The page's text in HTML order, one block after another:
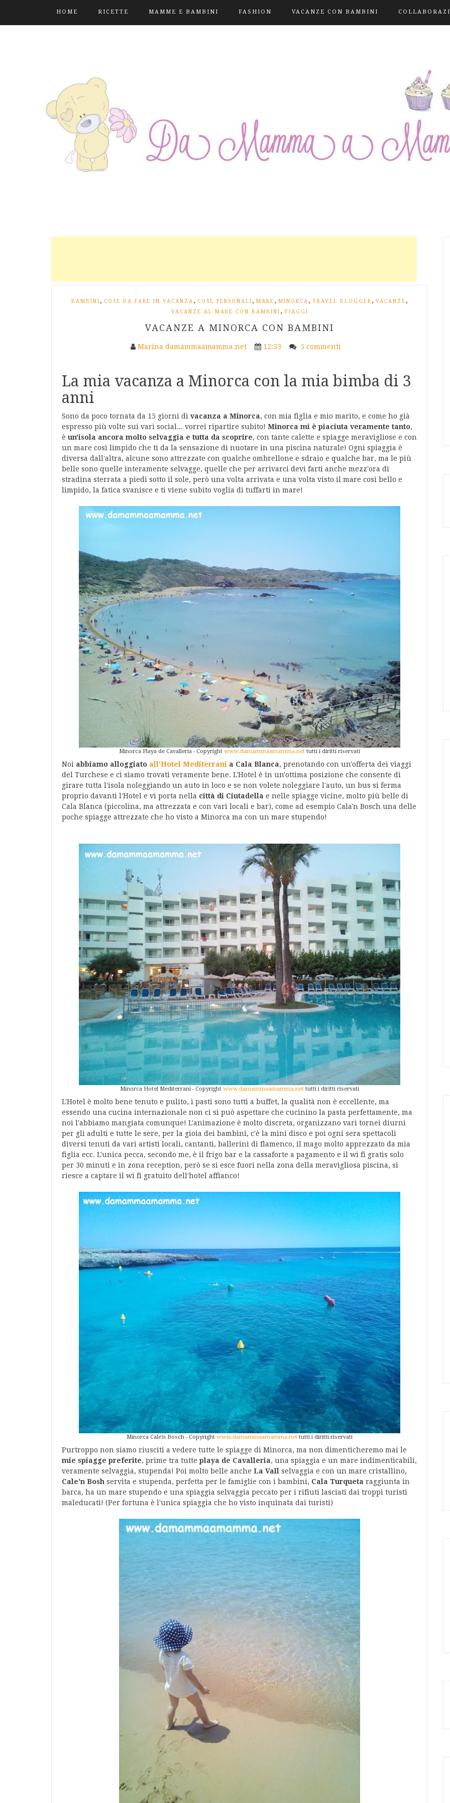
HOME RICETTE MAMME E BAMBINI FASHION VACANZE CON BAMBINI
BAMBINI , COSE DA FARE IN VACANZA , COSE PERSONALI , MARE , MINORCA , TRAVEL BLOGGER , VACANZE ,
VACANZE AL MARE CON BAMBINI , VIAGGI
VACANZE A MINORCA CON BAMBINI
Marina damammaamamma.net 12:33 5 commenti
La mia vacanza a Minorca con la mia bimba di 3
anni
Sono da poco tornata da 15 giorni di vacanza a Minorca, con mia figlia e mio marito, e come ho già
espresso più volte sui vari social... vorrei ripartire subito! Minorca mi è piaciuta veramente tanto,
è un'isola ancora molto selvaggia e tutta da scoprire, con tante calette e spiagge meravigliose e con
un mare così limpido che ti da la sensazione di nuotare in una piscina naturale! Ogni spiaggia è
diversa dall'altra, alcune sono attrezzate con qualche ombrellone e sdraio e qualche bar, ma le più
belle sono quelle interamente selvagge, quelle che per arrivarci devi farti anche mezz'ora di
stradina sterrata a piedi sotto il sole, però una volta arrivata e una volta visto il mare così bello e
limpido, la fatica svanisce e ti viene subito voglia di tuffarti in mare!
Minorca Playa de Cavalleria - Copyright www.damammaamamma.net tutti i diritti riservati
Noi abbiamo alloggiato all'Hotel Mediterrani a Cala Blanca, prenotando con un'offerta dei viaggi
del Turchese e ci siamo trovati veramente bene. L'Hotel è in un'ottima posizione che consente di
girare tutta l'isola noleggiando un auto in loco e se non volete noleggiare l'auto, un bus si ferma
proprio davanti l'Hotel e vi porta nella città di Ciutadella e nelle spiagge vicine, molto più belle di
Cala Blanca (piccolina, ma attrezzata e con vari locali e bar), come ad esempio Cala'n Bosch una delle
poche spiagge attrezzate che ho visto a Minorca ma con un mare stupendo!
Minorca Hotel Mediterrani - Copyright www.damammaamamma.net tutti i diritti riservati
L'Hotel è molto bene tenuto e pulito, i pasti sono tutti a buffet, la qualità non è eccellente, ma
essendo una cucina internazionale non ci si può aspettare che cucinino la pasta perfettamente, ma
noi l'abbiamo mangiata comunque! L'animazione è molto discreta, organizzano vari tornei diurni
per gli adulti e tutte le sere, per la gioia dei bambini, c'è la mini disco e poi ogni sera spettacoli
diversi tenuti da vari artisti locali, cantanti, ballerini di flamenco, il mago molto apprezzato da mia
figlia ecc. L'unica pecca, secondo me, è il frigo bar e la cassaforte a pagamento e il wi fi gratis solo
per 30 minuti e in zona reception, però se si esce fuori nella zona della meravigliosa piscina, si
riesce a captare il wi fi gratuito dell'hotel affianco!
Minorca Cale'n Bosch - Copyright www.damammaamamma.net tutti i diritti riservati
Purtroppo non siamo riusciti a vedere tutte le spiagge di Minorca, ma non dimenticheremo mai le
mie spiagge preferite, prime tra tutte playa de Cavalleria, una spiaggia e un mare indimenticabili,
veramente selvaggia, stupenda! Poi molto belle anche La Vall selvaggia e con un mare cristallino,
Cale'n Bosh servita e stupenda, perfetta per le famiglie con i bambini, Cala Turqueta raggiunta in
barca, ha un mare stupendo e una spiaggia selvaggia peccato per i rifiuti lasciati dai troppi turisti
maleducati! (Per fortuna è l'unica spiaggia che ho visto inquinata dai turisti)